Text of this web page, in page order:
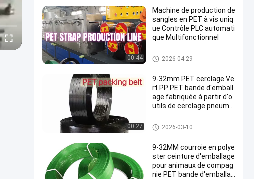
00:44
Machine de production de
sangles en PET à vis uniq
ue Contrôle PLC automati
que Multifonctionnel
Ligne d'extrusion de sangle
d'animaux
2026-04-29
00:27
9-32mm PET cerclage Ve
rt PP PET bande d'emball
age fabriquée à partir d'o
utils de cerclage pneuma
Courroie d'emballage d'ANIMA
L FAMILIER
2026-03-10
9-32MM courroie en polye
ster ceinture d'emballage
pour animaux de compag
nie PET bande d'emballag